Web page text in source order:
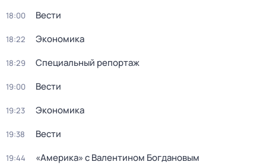
18:00 Вести
18:22 Экономика
18:29 Специальный репортаж
19:00 Вести
19:23 Экономика
19:38 Вести
19:44 «Америка» с Валентином Богдановым